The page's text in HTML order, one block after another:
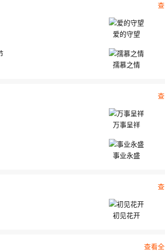
爱的守望
孺慕之情
万事呈祥
事业永盛
初见花开
查看